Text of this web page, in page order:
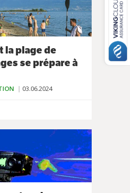
la plage de
se prépare à
03.06.2024